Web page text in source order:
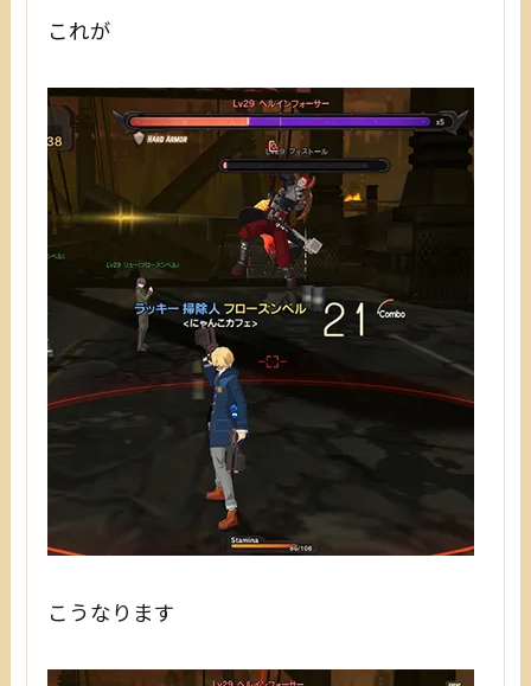
これが
こうなります